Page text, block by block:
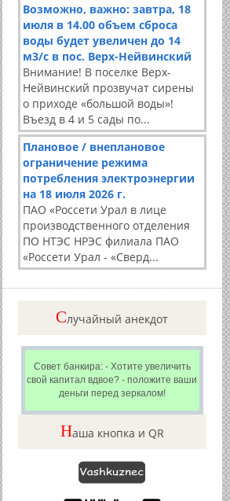
Возможно, важно: завтра, 18
июля в 14.00 объем сброса
воды будет увеличен до 14
м3/с в пос. Верх-Нейвинский
Внимание! В поселке Верх-
Нейвинский прозвучат сирены
о приходе «большой воды»!
Въезд в 4 и 5 сады по...
Плановое / внеплановое
ограничение режима
потребления электроэнергии
на 18 июля 2026 г.
ПАО «Россети Урал в лице
производственного отделения
ПО НТЭС НРЭС филиала ПАО
«Россети Урал - «Сверд...
Cлучайный анекдот
Совет банкира: - Хотите увеличить
свой капитал вдвое? - положите ваши
деньги перед зеркалом!
Наша кнопка и QR